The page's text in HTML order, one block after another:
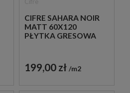
CIFRE SAHARA NOIR
MATT 60X120
PŁYTKA GRESOWA
199,00 zł m2